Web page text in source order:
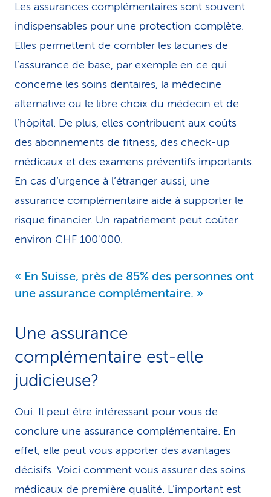
Les assurances complémentaires sont souvent
indispensables pour une protection complète.
Elles permettent de combler les lacunes de
l’assurance de base, par exemple en ce qui
concerne les soins dentaires, la médecine
alternative ou le libre choix du médecin et de
l’hôpital. De plus, elles contribuent aux coûts
des abonnements de fitness, des check-up
médicaux et des examens préventifs importants.
En cas d’urgence à l’étranger aussi, une
assurance complémentaire aide à supporter le
risque financier. Un rapatriement peut coûter
environ CHF 100'000.
En Suisse, près de 85% des personnes ont
une assurance complémentaire.
Une assurance
complémentaire est-elle
judicieuse?
Oui. Il peut être intéressant pour vous de
conclure une assurance complémentaire. En
effet, elle peut vous apporter des avantages
décisifs. Voici comment vous assurer des soins
médicaux de première qualité. L’important est